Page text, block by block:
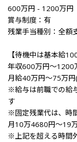
600万円 - 1200万円
賞与制度：有
残業手当種別：全額
【待機中は基本給
年収600万円～1200
月給40万円～75万
※給与は前職での給
す
※固定残業代は、時
月10万4680円～19
※上記を超える時間